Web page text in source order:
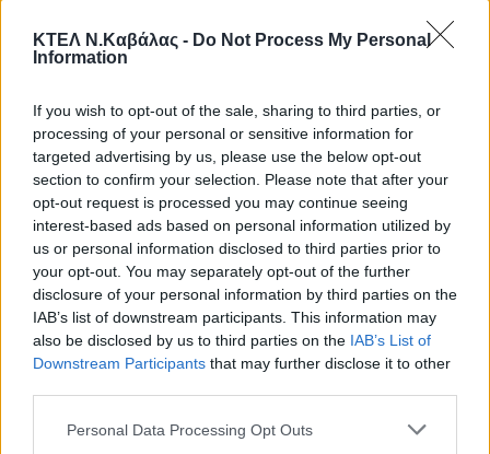
ΚΤΕΛ Ν.Καβάλας - Do Not Process My Personal
Information
If you wish to opt-out of the sale, sharing to third parties, or
processing of your personal or sensitive information for
targeted advertising by us, please use the below opt-out
section to confirm your selection. Please note that after your
opt-out request is processed you may continue seeing
interest-based ads based on personal information utilized by
us or personal information disclosed to third parties prior to
your opt-out. You may separately opt-out of the further
disclosure of your personal information by third parties on the
IAB’s list of downstream participants. This information may
also be disclosed by us to third parties on the IAB’s List of
Downstream Participants that may further disclose it to other
Personal Data Processing Opt Outs
Πολιτική απορρήτου για τα cookies
Το ktelkavalas.gr και το ktelkavalastours.gr χρησιμοποιεί
στην ιστοσελίδα μας. Το cookie είναι ένα αρχείο κειμένου
(text file) το οποίο τοποθετείται στον σκληρό σας δίσκο
από έναν διακομιστή και αποθηκεύονται στον περιηγητή
(browser) σας. Τα cookies δεν μπορούν να
χρησιμοποιηθούν για τη μετάδοση ιών στον υπολογιστή
σας και δεν εκτελούν προγράμματα. Τα cookies
ανατίθενται αποκλειστικά σε εσάς και μπορούν να
διαβαστούν μόνο από τον τομέα web server που εξέδωσε
τα cookies σε εσάς.
Τηλέφωνα επικοινωνίας
Σταθμαρχείο Καβάλας
ΠΛΗΡΟΦΟΡΙΕΣ)
2510 222294
2510222694